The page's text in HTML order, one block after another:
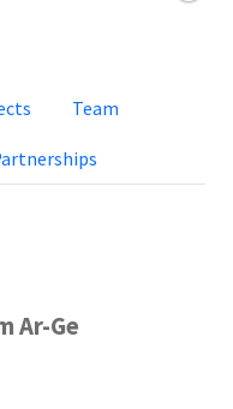
Team
Ar-Ge